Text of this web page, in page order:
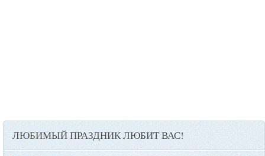
ЛЮБИМЫЙ ПРАЗДНИК ЛЮБИТ ВАС!